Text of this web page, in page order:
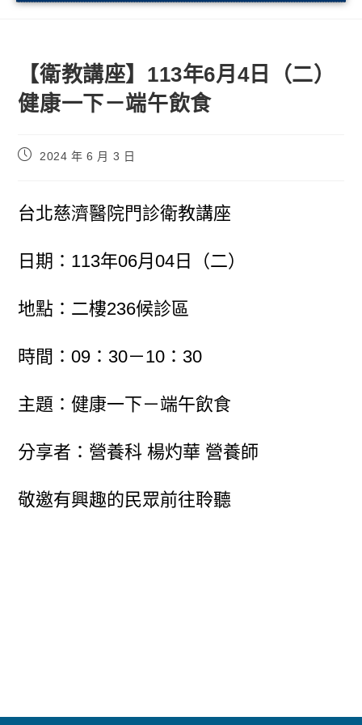
【衛教講座】113年6月4日（二）
健康一下－端午飲食
2024 年 6 月 3 日
台北慈濟醫院門診衛教講座
日期：113年06月04日（二）
地點：二樓236候診區
時間：09：30－10：30
主題：健康一下－端午飲食
分享者：營養科 楊灼華 營養師
敬邀有興趣的民眾前往聆聽